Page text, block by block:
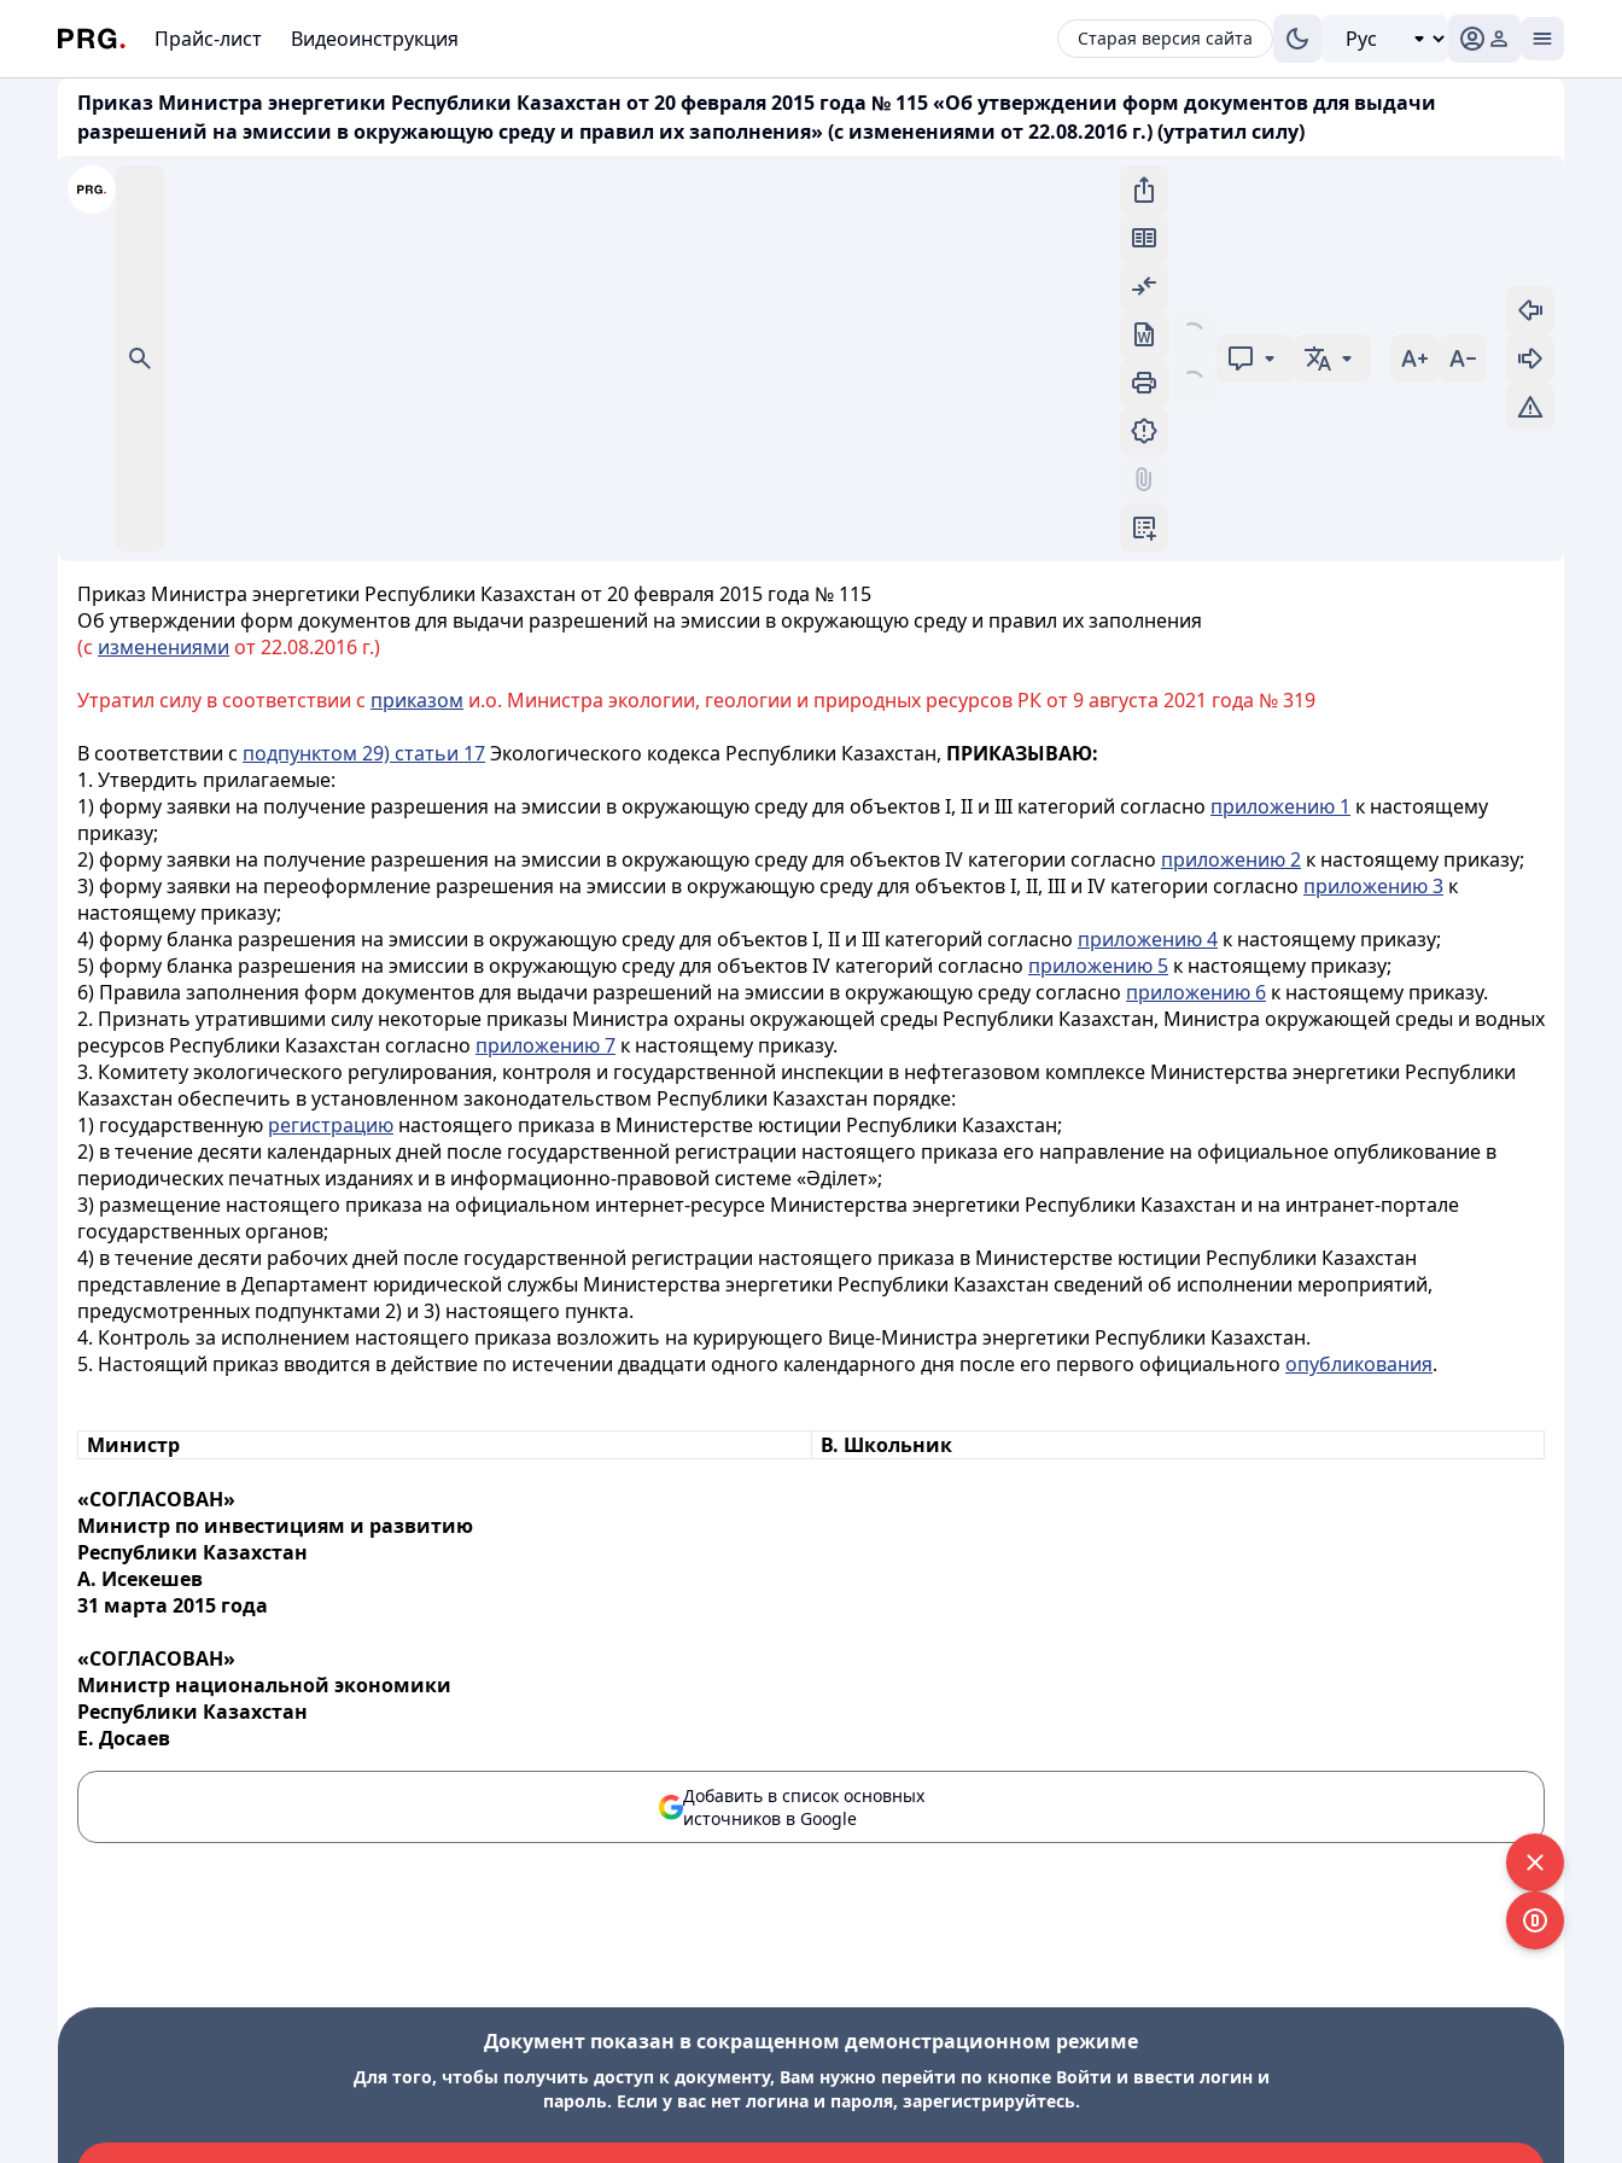
Прайс-лист Видеоинструкция Старая версия сайта
Приказ Министра энергетики Республики Казахстан от 20 февраля 2015 года № 115 «Об утверждении форм документов для выдачи
разрешений на эмиссии в окружающую среду и правил их заполнения» (с изменениями от 22.08.2016 г.) (утратил силу)
Приказ Министра энергетики Республики Казахстан от 20 февраля 2015 года № 115
Об утверждении форм документов для выдачи разрешений на эмиссии в окружающую среду и правил их заполнения
(с изменениями от 22.08.2016 г.)
Утратил силу в соответствии с приказом и.о. Министра экологии, геологии и природных ресурсов РК от 9 августа 2021 года № 319
В соответствии с подпунктом 29) статьи 17Экологического кодекса Республики Казахстан, ПРИКАЗЫВАЮ:
1. Утвердить прилагаемые:
1) форму заявки на получение разрешения на эмиссии в окружающую среду для объектов I, II и III категорий согласно приложению 1 к настоящему
приказу;
2) форму заявки на получение разрешения на эмиссии в окружающую среду для объектов IV категории согласно приложению 2 к настоящему приказу;
3) форму заявки на переоформление разрешения на эмиссии в окружающую среду для объектов I, II, III и IV категории согласно приложению 3 к
настоящему приказу;
4) форму бланка разрешения на эмиссии в окружающую среду для объектов I, II и III категорий согласно приложению 4 к настоящему приказу;
5) форму бланка разрешения на эмиссии в окружающую среду для объектов IV категорий согласно приложению 5 к настоящему приказу;
6) Правила заполнения форм документов для выдачи разрешений на эмиссии в окружающую среду согласно приложению 6 к настоящему приказу.
2. Признать утратившими силу некоторые приказы Министра охраны окружающей среды Республики Казахстан, Министра окружающей среды и водных
ресурсов Республики Казахстан согласно приложению 7 к настоящему приказу.
3. Комитету экологического регулирования, контроля и государственной инспекции в нефтегазовом комплексе Министерства энергетики Республики
Казахстан обеспечить в установленном законодательством Республики Казахстан порядке:
1) государственную регистрацию настоящего приказа в Министерстве юстиции Республики Казахстан;
2) в течение десяти календарных дней после государственной регистрации настоящего приказа его направление на официальное опубликование в
периодических печатных изданиях и в информационно-правовой системе «Әділет»;
3) размещение настоящего приказа на официальном интернет-ресурсе Министерства энергетики Республики Казахстан и на интранет-портале
государственных органов;
4) в течение десяти рабочих дней после государственной регистрации настоящего приказа в Министерстве юстиции Республики Казахстан
представление в Департамент юридической службы Министерства энергетики Республики Казахстан сведений об исполнении мероприятий,
предусмотренных подпунктами 2) и 3) настоящего пункта.
4. Контроль за исполнением настоящего приказа возложить на курирующего Вице-Министра энергетики Республики Казахстан.
5. Настоящий приказ вводится в действие по истечении двадцати одного календарного дня после его первого официального опубликования.
Министр В. Школьник
«СОГЛАСОВАН»
Министр по инвестициям и развитию
Республики Казахстан
А. Исекешев
31 марта 2015 года
«СОГЛАСОВАН»
Министр национальной экономики
Республики Казахстан
Е. Досаев
Добавить в список основных
источников в Google
Документ показан в сокращенном демонстрационном режиме
Для того, чтобы получить доступ к документу, Вам нужно перейти по кнопке Войти и ввести логин и
пароль. Если у вас нет логина и пароля, зарегистрируйтесь.